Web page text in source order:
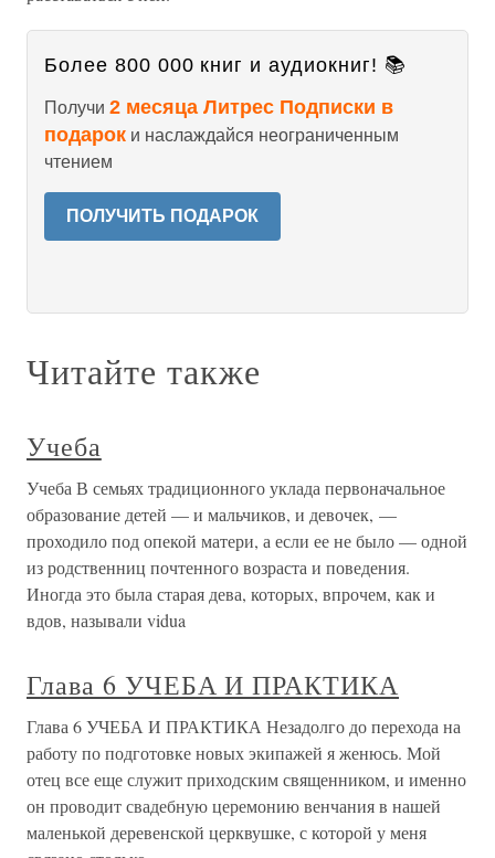
Более 800 000 книг и аудиокниг! 📚
Получи 2 месяца Литрес Подписки в
подарок и наслаждайся неограниченным
чтением
ПОЛУЧИТЬ ПОДАРОК
Читайте также
Учеба
Учеба В семьях традиционного уклада первоначальное
образование детей — и мальчиков, и девочек, —
проходило под опекой матери, а если ее не было — одной
из родственниц почтенного возраста и поведения.
Иногда это была старая дева, которых, впрочем, как и
вдов, называли vidua
Глава 6 УЧЕБА И ПРАКТИКА
Глава 6 УЧЕБА И ПРАКТИКА Незадолго до перехода на
работу по подготовке новых экипажей я женюсь. Мой
отец все еще служит приходским священником, и именно
он проводит свадебную церемонию венчания в нашей
маленькой деревенской церквушке, с которой у меня